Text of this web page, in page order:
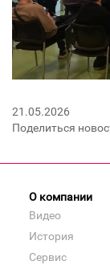
21.05.2026
Поделиться
О компании
Видео
История
Сервис